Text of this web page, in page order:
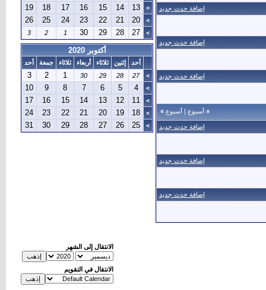
إضافة حدث جديد
إضافة حدث جديد
إضافة حدث جديد
« أسبوع | أسبوع »
إضافة حدث جديد
إضافة حدث جديد
إضافة حدث جديد
>
13
14
15
16
17
18
19
>
20
21
22
23
24
25
26
>
27
28
29
30
1
2
3
أكتوبر 2020
أحد إثنين ثلاثاء أربعاء ثلاثاء جمعة
أحد
>
27
28
29
30
1
2
3
>
4
5
6
7
8
9
10
>
11
12
13
14
15
16
17
>
18
19
20
21
22
23
24
>
25
26
27
28
29
30
31
الانتقال إلى الشهر
الانتقال في التقويم